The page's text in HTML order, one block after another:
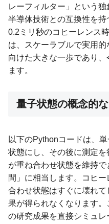
レーフィルター」という
半導体技術との互換性を
0.2ミリ秒のコヒーレンス
は、スケーラブルで実用
向けた大きな一歩であり
ます。
量子状態の概念的
以下のPythonコードは、
状態にし、その後に測定
が重ね合わせ状態を維持
間」に相当します。コヒ
合わせ状態はすぐに壊れ
果が得られなくなります
の研究成果を直接シミュ